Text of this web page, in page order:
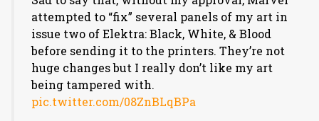
attempted to “fix” several panels of my art in
issue two of Elektra: Black, White, & Blood
before sending it to the printers. They’re not
huge changes but I really don’t like my art
being tampered with.
pic.twitter.com/08ZnBLqBPa